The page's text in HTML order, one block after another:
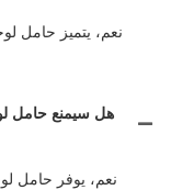
نعم، يتميز حامل
هل سيمنع حامل
نعم، يوفر حامل